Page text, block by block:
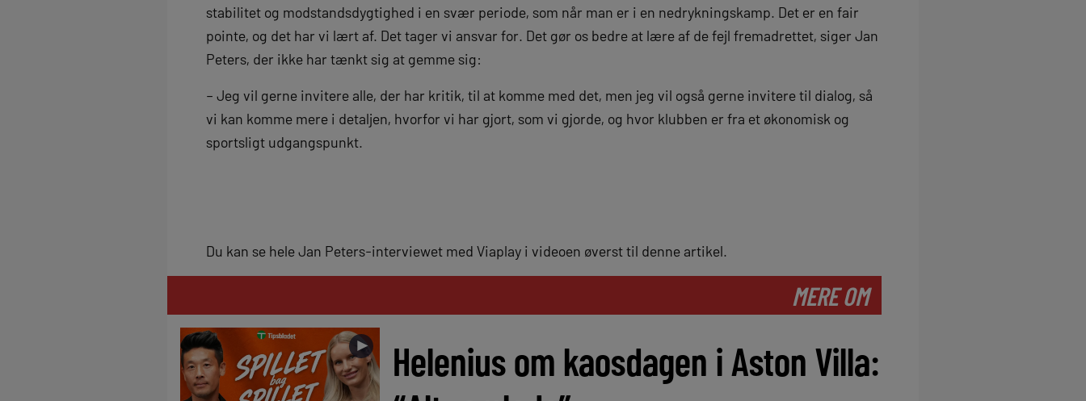
stabilitet og modstandsdygtighed i en svær periode, som når man er i en nedrykningskamp. Det er en fair
pointe, og det har vi lært af. Det tager vi ansvar for. Det gør os bedre at lære af de fejl fremadrettet, siger Jan
Peters, der ikke har tænkt sig at gemme sig:
– Jeg vil gerne invitere alle, der har kritik, til at komme med det, men jeg vil også gerne invitere til dialog, så
vi kan komme mere i detaljen, hvorfor vi har gjort, som vi gjorde, og hvor klubben er fra et økonomisk og
sportsligt udgangspunkt.
Du kan se hele Jan Peters-interviewet med Viaplay i videoen øverst til denne artikel.
MERE OM
►
Helenius om kaosdagen i Aston Villa: